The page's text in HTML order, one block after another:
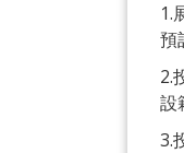
1.
預
2.
設
3.